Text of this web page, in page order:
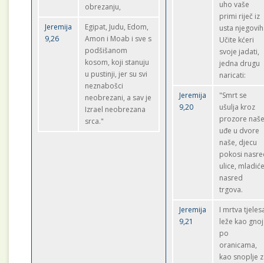
obrezanju,
Jeremija
9,26
Egipat, Judu, Edom,
Amon i Moab i sve s
podšišanom
kosom, koji stanuju
u pustinji, jer su svi
neznabošci
neobrezani, a sav je
Izrael neobrezana
srca."
uho vaše
primi riječ iz
usta
Učite kćeri
svoje jadati,
jedna drugu
naricati:
Jeremija
9,20
"Smrt se
ušulja kroz
prozore
uđe u dvore
naše, djecu
pokosi
ulice,
nasred
trgova.
Jeremija
9,21
I mrtva
leže kao gnoj
po
oranicama,
kao snoplje